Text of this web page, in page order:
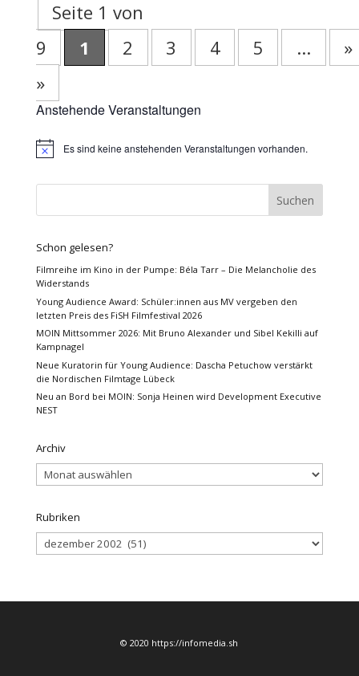
Seite 1 von
9
1 2 3 4 5 ...
»
»
Anstehende Veranstaltungen
HinweisEs sind keine anstehenden Veranstaltungen vorhanden.
Schon gelesen?
Filmreihe im Kino in der Pumpe: Béla Tarr – Die Melancholie des
Widerstands
Young Audience Award: Schüler:innen aus MV vergeben den
letzten Preis des FiSH Filmfestival 2026
MOIN Mittsommer 2026: Mit Bruno Alexander und Sibel Kekilli auf
Kampnagel
Neue Kuratorin für Young Audience: Dascha Petuchow verstärkt
die Nordischen Filmtage Lübeck
Neu an Bord bei MOIN: Sonja Heinen wird Development Executive
NEST
Archiv
Archiv
Rubriken
Rubriken
© 2020 https://infomedia.sh